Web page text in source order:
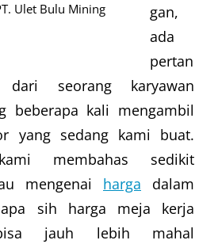
Ulet Bulu Mining
gan,
ada
pertan
seorang karyawan
beberapa kali mengambil
yang sedang kami buat.
membahas sedikit
mengenai harga dalam
sih harga meja kerja
jauh lebih mahal